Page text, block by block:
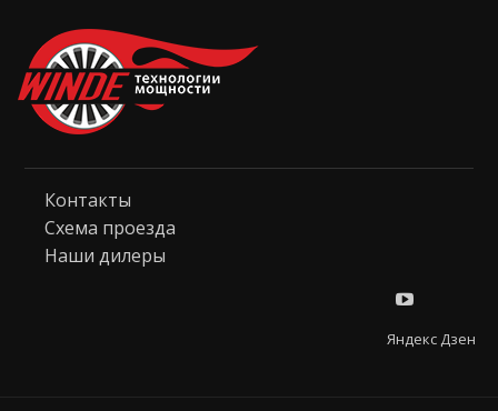
Контакты
Схема проезда
Наши дилеры
Яндекс Дзен